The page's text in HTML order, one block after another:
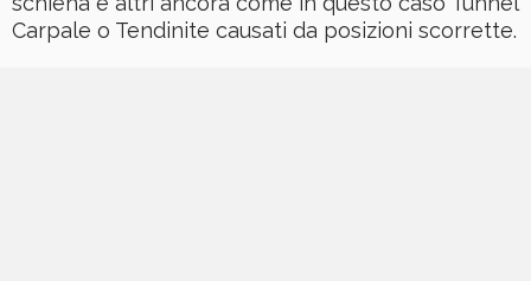
Carpale o Tendinite causati da posizioni scorrette.